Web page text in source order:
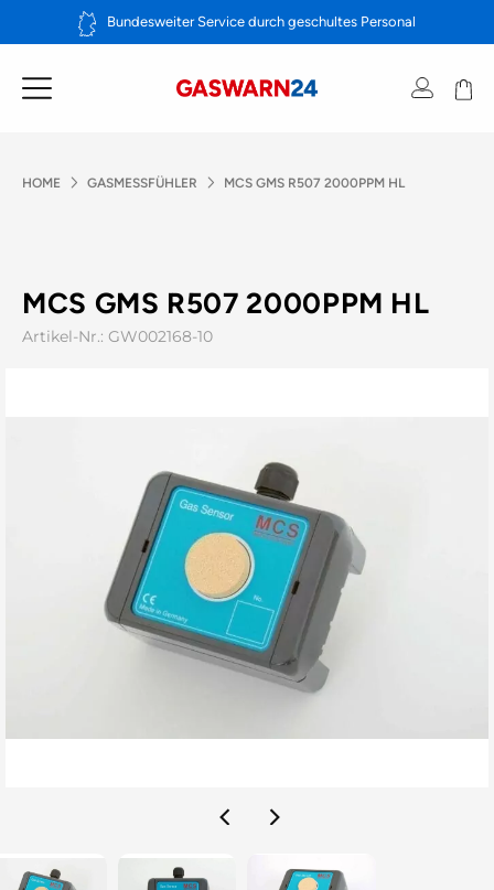
Inhalt
Bundesweiter Service durch geschultes Personal
HOME GASMESSFÜHLER MCS GMS R507 2000PPM HL
MCS GMS R507 2000PPM HL
Artikel-Nr.: GW002168-10